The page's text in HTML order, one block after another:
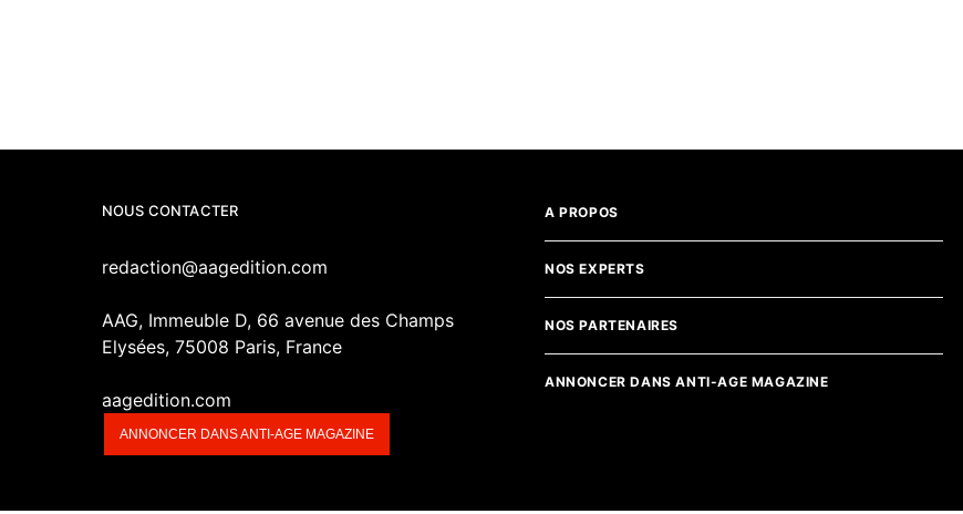
NOUS CONTACTER
redaction@aagedition.com
AAG, Immeuble D, 66 avenue des Champs
Elysées, 75008 Paris, France
aagedition.com
ANNONCER DANS ANTI-AGE MAGAZINE
A PROPOS
NOS EXPERTS
NOS PARTENAIRES
ANNONCER DANS ANTI-AGE MAGAZINE